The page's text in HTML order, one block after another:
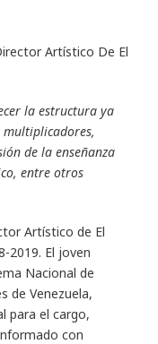
la estructura ya
multiplicadores,
de la enseñanza
entre otros
Artístico de El
2019. El joven
Nacional de
de Venezuela,
para el cargo,
con